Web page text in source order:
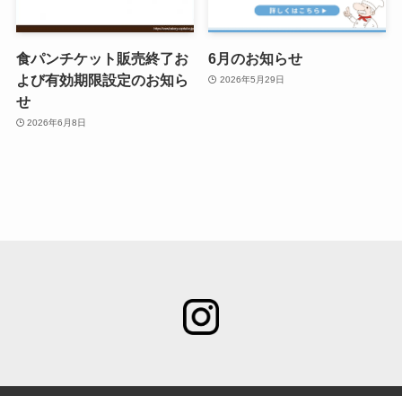
食パンチケット販売終了お
よび有効期限設定のお知ら
せ
2026年6月8日
6月のお知らせ
2026年5月29日